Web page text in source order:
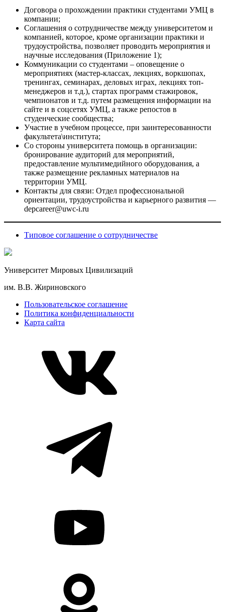
Договора о прохождении практики студентами УМЦ в
компании;
Соглашения о сотрудничестве между университетом и
компанией, которое, кроме организации практики и
трудоустройства, позволяет проводить мероприятия и
научные исследования (Приложение 1);
Коммуникации со студентами – оповещение о
мероприятиях (мастер-классах, лекциях, воркшопах,
тренингах, семинарах, деловых играх, лекциях топ-
менеджеров и т.д.), стартах программ стажировок,
чемпионатов и т.д. путем размещения информации на
сайте и в соцсетях УМЦ, а также репостов в
студенческие сообщества;
Участие в учебном процессе, при заинтересованности
факультета\института;
Со стороны университета помощь в организации:
бронирование аудиторий для мероприятий,
предоставление мультимедийного оборудования, а
также размещение рекламных материалов на
территории УМЦ.
Контакты для связи: Отдел профессиональной
ориентации, трудоустройства и карьерного развития —
depcareer@uwc-i.ru
Типовое соглашение о сотрудничестве
Университет Мировых Цивилизаций
им. В.В. Жириновского
Пользовательское соглашение
Политика конфиденциальности
Карта сайта